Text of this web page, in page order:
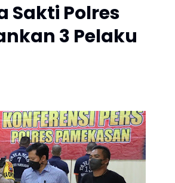
Sakti Polres
3 Pelaku